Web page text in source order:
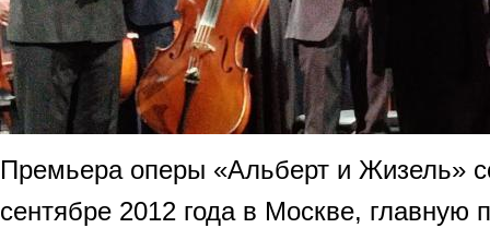
Премьера оперы «Альберт и Жизель»
сентябре 2012 года в Москве, главную